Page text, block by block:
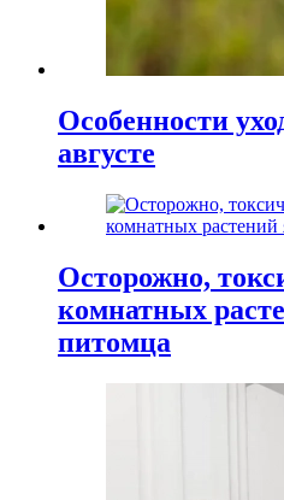
Особенности
августе
Осторожно,
комнатных
питомца